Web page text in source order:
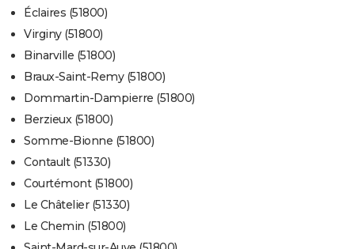
Éclaires (51800)
Virginy (51800)
Binarville (51800)
Braux-Saint-Remy (51800)
Dommartin-Dampierre (51800)
Berzieux (51800)
Somme-Bionne (51800)
Contault (51330)
Courtémont (51800)
Le Châtelier (51330)
Le Chemin (51800)